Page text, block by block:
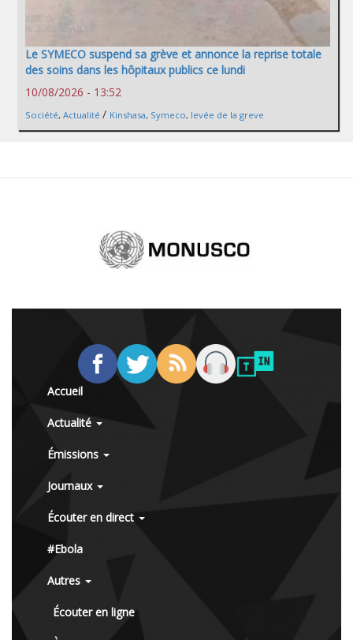
Le SYMECO suspend sa grève et annonce la reprise totale
des soins dans les hôpitaux publics ce lundi
10/08/2026 - 13:52
Société, Actualité / Kinshasa, Symeco, levée de la greve
Accueil
Actualité
Émissions
Journaux
Écouter en direct
#Ebola
Autres
Écouter en ligne